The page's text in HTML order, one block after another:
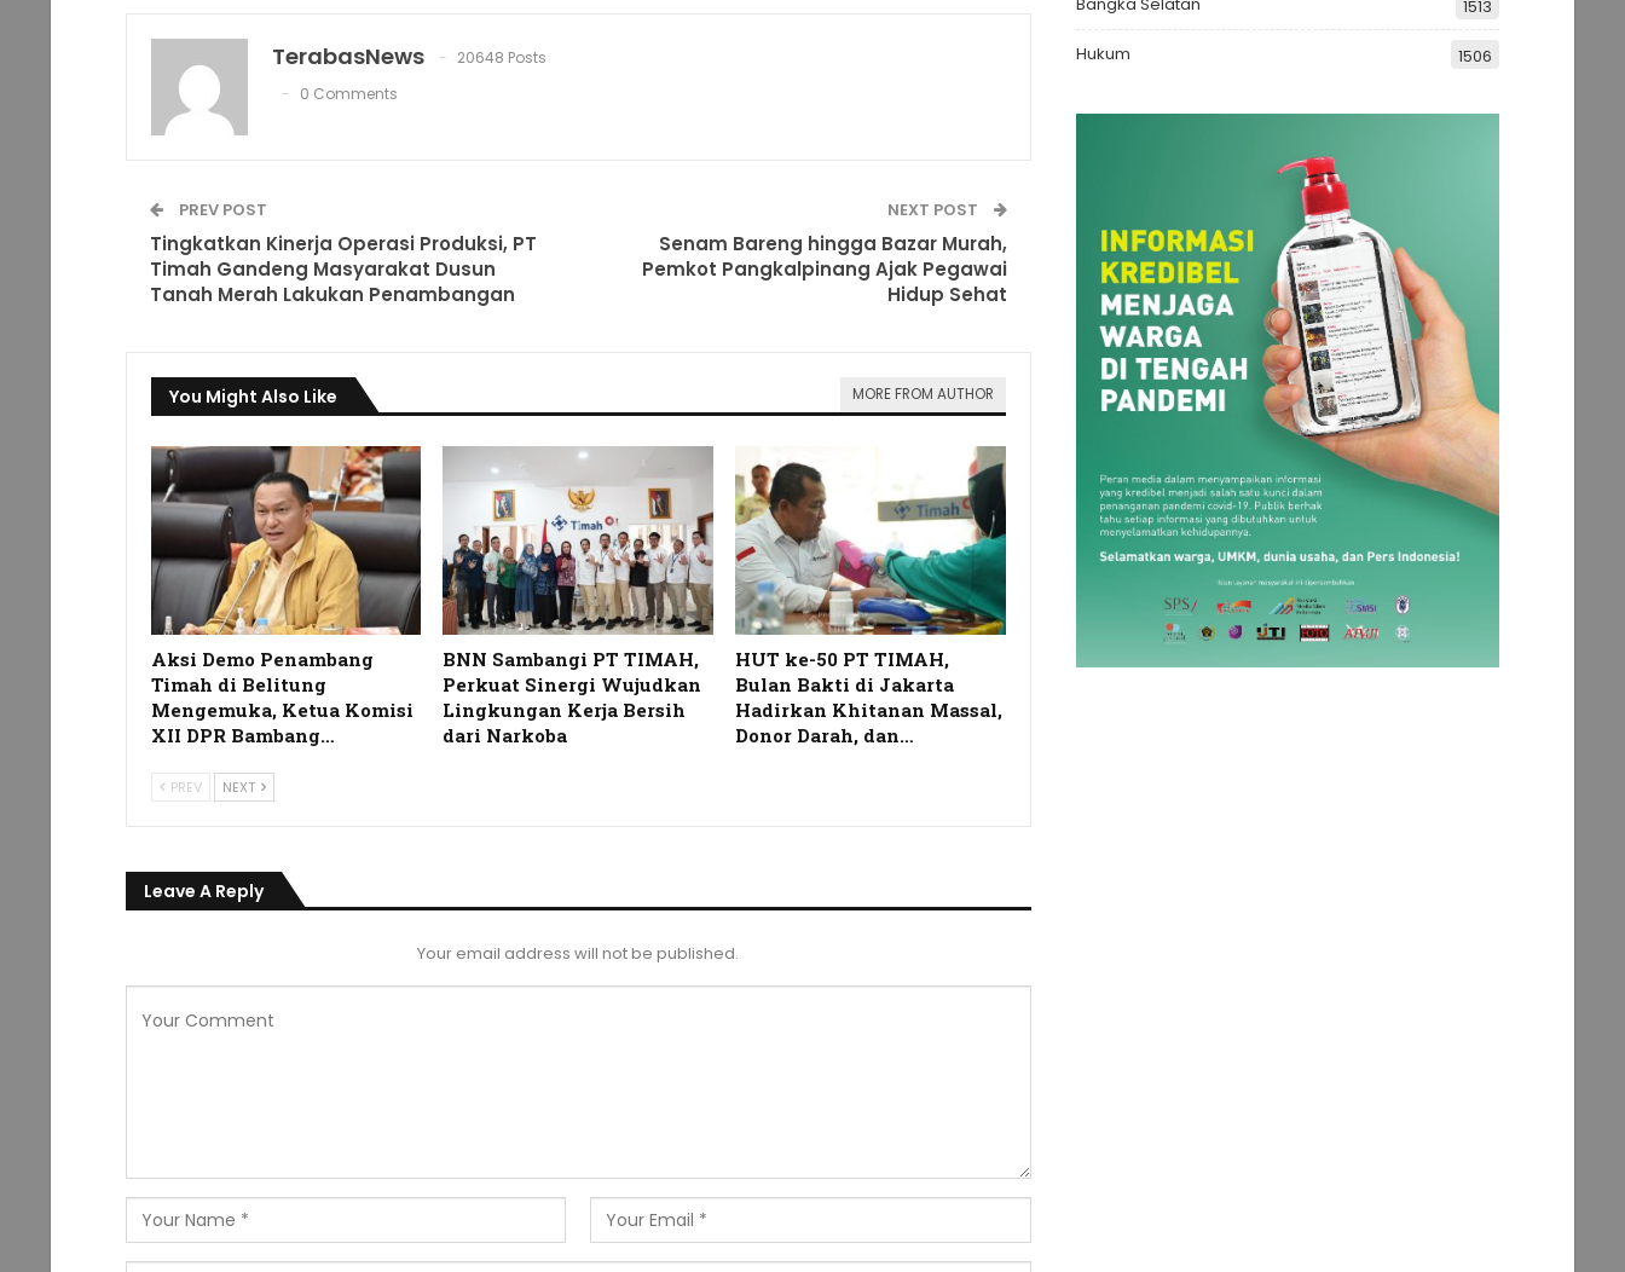
TerabasNews
20648 Posts
0 Comments
PREV POST
Tingkatkan Kinerja Operasi Produksi, PT
Timah Gandeng Masyarakat Dusun
Tanah Merah Lakukan Penambangan
NEXT POST
Senam Bareng hingga Bazar Murah,
Pemkot Pangkalpinang Ajak Pegawai
Hidup Sehat
You Might Also Like MORE FROM AUTHOR
Aksi Demo Penambang
Timah di Belitung
Mengemuka, Ketua Komisi
XII DPR Bambang…
BNN Sambangi PT TIMAH,
Perkuat Sinergi Wujudkan
Lingkungan Kerja Bersih
dari Narkoba
HUT ke-50 PT TIMAH,
Bulan Bakti di Jakarta
Hadirkan Khitanan Massal,
Donor Darah, dan…
PREV NEXT
Leave A Reply
Your email address will not be published.
1513
Hukum 1506